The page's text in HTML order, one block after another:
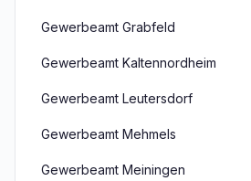
Gewerbeamt Grabfeld
Gewerbeamt Kaltennordheim
Gewerbeamt Leutersdorf
Gewerbeamt Mehmels
Gewerbeamt Meiningen